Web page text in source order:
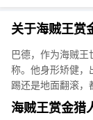
关于海贼王赏
巴德，作为海贼
称。他身形矫健，
踢还是地面翻滚，
海贼王赏金猎